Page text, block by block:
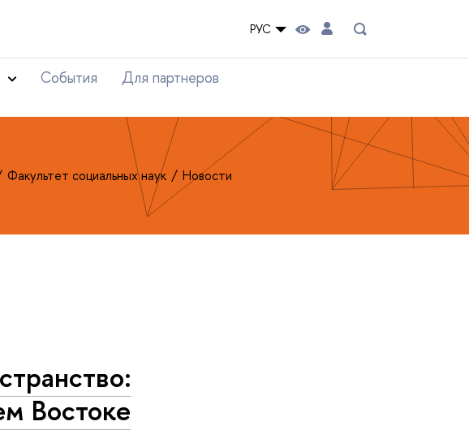
РУС
События
Для партнеров
Факультет социальных наук Новости
Востоке